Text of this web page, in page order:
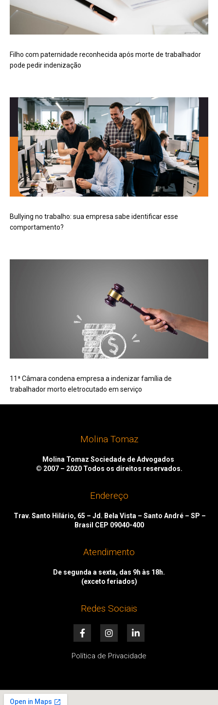
Filho com paternidade reconhecida após morte de trabalhador
pode pedir indenização
Bullying no trabalho: sua empresa sabe identificar esse
comportamento?
11ª Câmara condena empresa a indenizar família de
trabalhador morto eletrocutado em serviço
Molina Tomaz
Molina Tomaz Sociedade de Advogados
© 2007 – 2020 Todos os direitos reservados.
Endereço
Trav. Santo Hilário, 65 – Jd. Bela Vista – Santo André – SP –
Brasil CEP 09040-400
Atendimento
De segunda a sexta, das 9h às 18h.
(exceto feriados)
Redes Sociais
F
a
e
k
I
n
t
a
i
k
n
Política de Privacidade